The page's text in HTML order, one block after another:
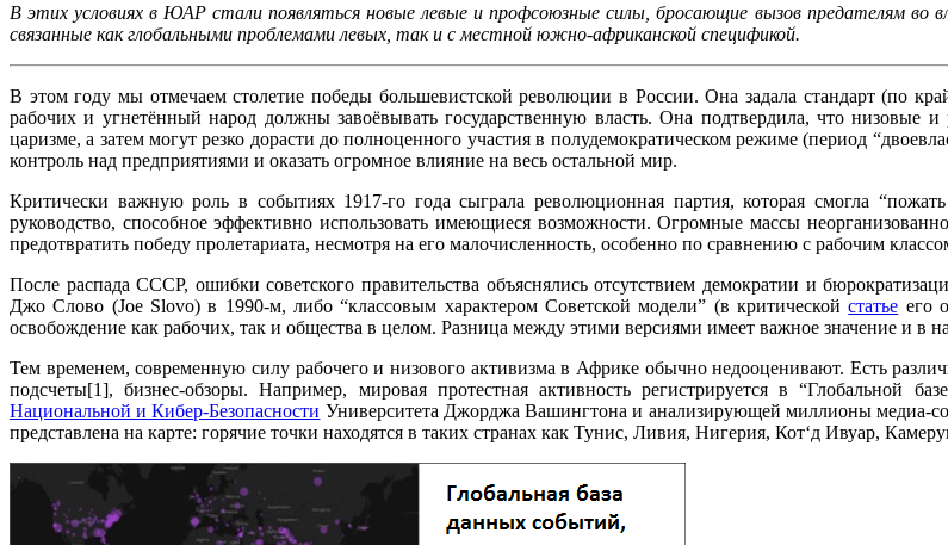
В этих условиях в ЮАР стали появляться новые левые и профсоюзные силы, бросающие вызов предателям во
связанные как глобальными проблемами левых, так и с местной южно-африканской спецификой.
В этом году мы отмечаем столетие победы большевистской революции в России. Она задала стандарт (по
рабочих и угнетённый народ должны завоёвывать государственную власть. Она подтвердила, что
царизме, а затем могут резко дорасти до полноценного участия в полудемократическом режиме (период
контроль над предприятиями и оказать огромное влияние на весь остальной мир.
Критически важную роль в событиях 1917-го года сыграла революционная партия, которая смогла
руководство, способное эффективно использовать имеющиеся возможности. Огромные массы
предотвратить победу пролетариата, несмотря на его малочисленность, особенно по сравнению с рабочим
После распада СССР, ошибки советского правительства объяснялись отсутствием демократии и
Джо Слово (Joe Slovo) в 1990-м, либо “классовым характером Советской модели” (в критическойстатье его
освобождение как рабочих, так и общества в целом. Разница между этими версиями имеет важное значение и в
Тем временем, современную силу рабочего и низового активизма в Африке обычно недооценивают. Есть
подсчеты[1], бизнес-обзоры. Например, мировая протестная активность регистрируется в “Глобальной
Национальной и Кибер-Безопасности Университета Джорджа Вашингтона и анализирующей миллионы медиа-
представлена на карте: горячие точки находятся в таких странах как Тунис, Ливия, Нигерия, Кот‘д Ивуар,